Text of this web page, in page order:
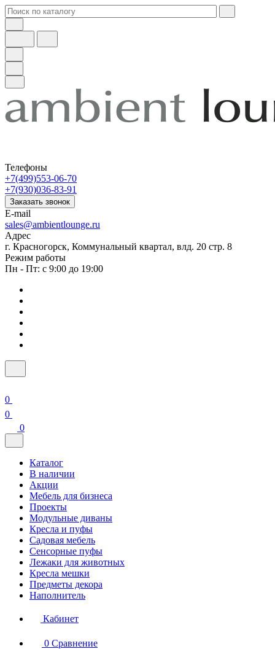
Телефоны
+7(499)553-06-70
+7(930)036-83-91
Заказать звонок
E-mail
sales@ambientlounge.ru
Адрес
г. Красногорск, Коммунальный квартал, влд. 20 стр. 8
Режим работы
Пн - Пт: с 9:00 до 19:00
0
0
0
Каталог
В наличии
Акции
Мебель для бизнеса
Проекты
Модульные диваны
Кресла и пуфы
Садовая мебель
Сенсорные пуфы
Лежаки для животных
Кресла мешки
Предметы декора
Наполнитель
Кабинет
0 Сравнение